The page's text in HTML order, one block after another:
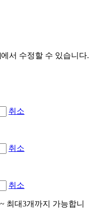
서 수정할 수 있습니다.
취소
취소
취소
최대3개까지 가능합니